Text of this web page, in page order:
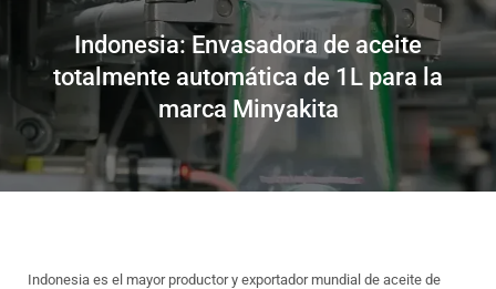
Indonesia: Envasadora de aceite
totalmente automática de 1L para la
marca Minyakita
Indonesia es el mayor productor y exportador mundial de aceite de